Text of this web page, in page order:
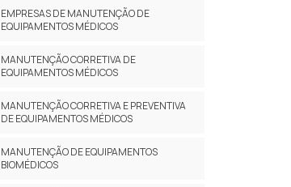
EMPRESAS DE MANUTENÇÃO DE
EQUIPAMENTOS MÉDICOS
MANUTENÇÃO CORRETIVA DE
EQUIPAMENTOS MÉDICOS
MANUTENÇÃO CORRETIVA E PREVENTIVA
DE EQUIPAMENTOS MÉDICOS
MANUTENÇÃO DE EQUIPAMENTOS
BIOMÉDICOS